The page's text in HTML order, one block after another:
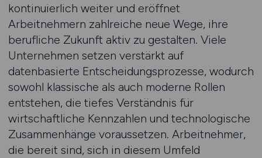
kontinuierlich weiter und eröffnet
Arbeitnehmern zahlreiche neue Wege, ihre
berufliche Zukunft aktiv zu gestalten. Viele
Unternehmen setzen verstärkt auf
datenbasierte Entscheidungsprozesse, wodurch
sowohl klassische als auch moderne Rollen
entstehen, die tiefes Verständnis für
wirtschaftliche Kennzahlen und technologische
Zusammenhänge voraussetzen. Arbeitnehmer,
die bereit sind, sich in diesem Umfeld